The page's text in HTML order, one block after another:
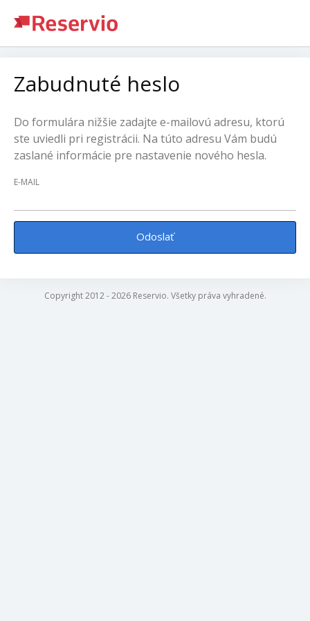
Zabudnuté heslo
Do formulára nižšie zadajte e-mailovú adresu, ktorú
ste uviedli pri registrácii. Na túto adresu Vám budú
zaslané informácie pre nastavenie nového hesla.
E-MAIL
Odoslať
Copyright 2012 - 2026 Reservio. Všetky práva vyhradené.